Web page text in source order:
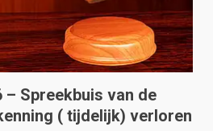
– Spreekbuis van de
( tijdelijk) verloren